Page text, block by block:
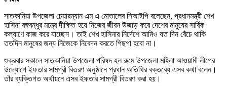
সাতকানিয়া উপজেলা চেয়ারম্যান এম এ মোতালেব সিআইপি বলেছেন, প্রধানমন্ত্রী শেখ
হাসিনা বঙ্গবন্ধুর মন্ত্রে দীক্ষিত হয়ে নিজের জীবন উজাড় করে দেশের মানুষের সার্বিক
কল্যাণে কাজ করে যাচ্ছেন। তাই শেখ হাসিনার নির্দেশে আমিও যত দিন বেঁচে থাকি
ততদিন মানুষের জন্য নিজেকে নিবেদন করতে পিছপা হবো না।
শুক্রবার সকালে সাতকানিয়া উপজেলা পরিষদ হল রুমে উপজেলা মহিলা আওয়ামী লীগের
উদ্যোগে ইফতার সামগ্রী বিতরণ অনুষ্ঠানে প্রধান অতিথির বক্তব্যে এসব কথা বলেন।
তাঁর ব্যক্তিগত অর্থায়নে এসব ইফতার সামগ্রী বিতরণ করা হয়।